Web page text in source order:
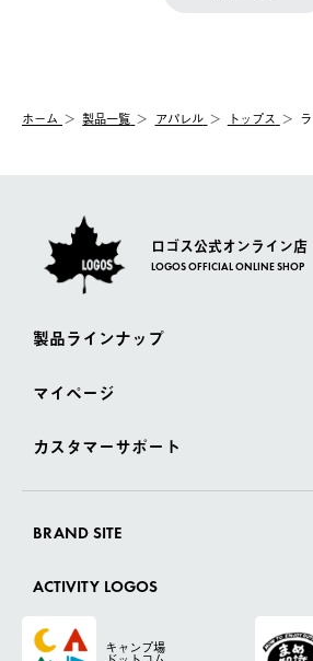
【配送業者】
佐川急便にて配送されます。
一度お手元の商品を返品いただき、ご希望
ホーム 製品一覧 アパレル トップス
ロゴス公式オンライン店
LOGOS OFFICIAL ONLINE SHOP
製品ラインナップ
マイページ
カスタマーサポート
BRAND SITE
ACTIVITY LOGOS
キャンプ場